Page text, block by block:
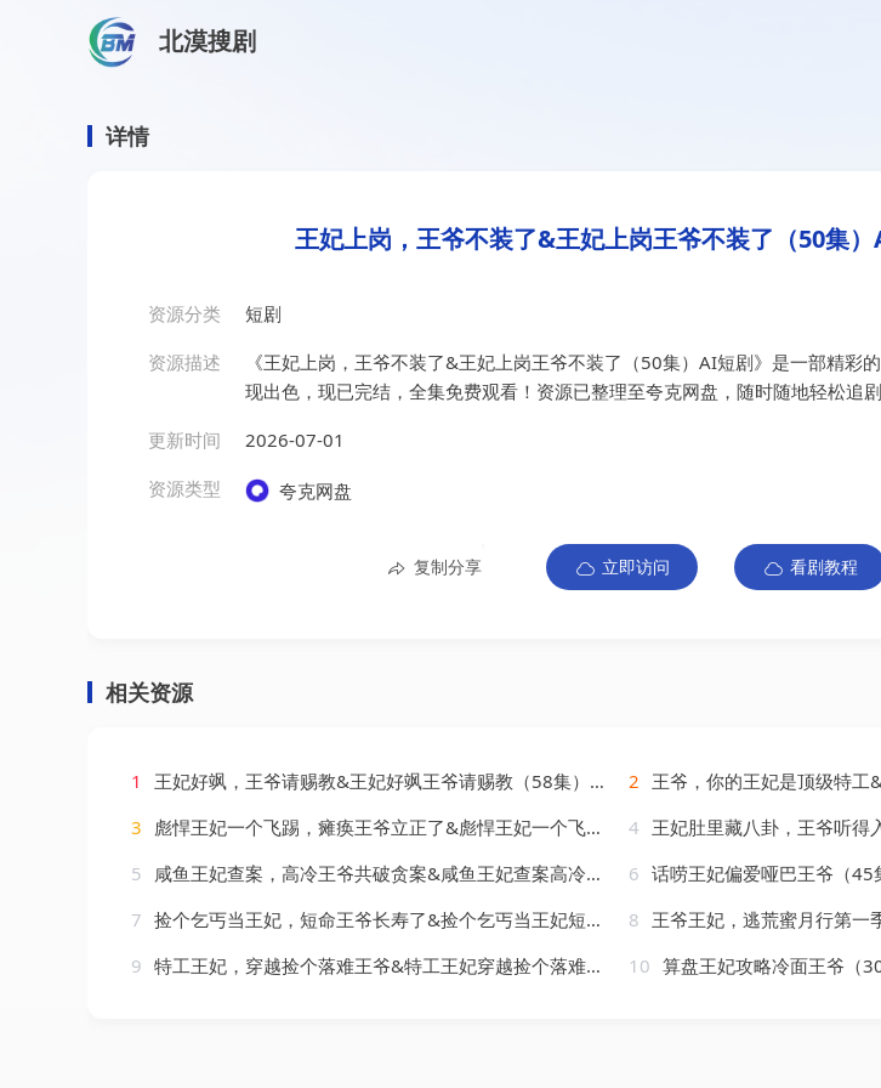
北漠搜剧
详情
王妃上岗，王爷不装了&王妃上岗王爷不装了（50集
资源分类
短剧
资源描述
《王妃上岗，王爷不装了&王妃上岗王爷不装了（50集）AI短剧》是一部精彩
现出色，现已完结，全集免费观看！资源已整理至夸克网盘，随时随地轻松追
更新时间
2026-07-01
资源类型
夸克网盘
复制分享 立即访问 看剧教程
相关资源
1 王妃好飒，王爷请赐教&王妃好飒王爷请赐教（58集）AI短剧 2 王爷，你的王妃是顶级特工&王爷你
3 彪悍王妃一个飞踢，瘫痪王爷立正了&彪悍王妃一个飞踢瘫痪王爷立正了（80集）AI短剧 4 王妃肚里藏八卦，王爷听得入迷&王妃肚
5
咸鱼王妃查案，高冷王爷共破贪案&咸鱼王妃查案高冷王爷共破贪案（26集）AI短剧 6 话唠王妃偏爱哑巴王爷（45
7 捡个乞丐当王妃，短命王爷长寿了&捡个乞丐当王妃短命王爷长寿了（45集）AI短剧 8 王爷王妃，逃荒蜜月行第一季&王爷王
9 特工王妃，穿越捡个落难王爷&特工王妃穿越捡个落难王爷（119集）AI短剧 10 算盘王妃攻略冷面王爷（